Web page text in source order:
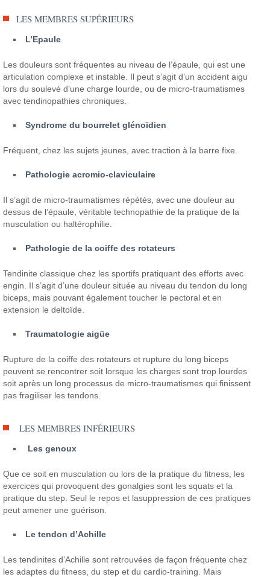
LES MEMBRES SUPÉRIEURS
L’Epaule
Les douleurs sont fréquentes au niveau de l’épaule, qui est une
articulation complexe et instable. Il peut s’agit d’un accident aigu
lors du soulevé d’une charge lourde, ou de micro-traumatismes
avec tendinopathies chroniques.
Syndrome du bourrelet glénoïdien
Fréquent, chez les sujets jeunes, avec traction à la barre fixe.
Pathologie acromio-claviculaire
Il s’agit de micro-traumatismes répétés, avec une douleur au
dessus de l’épaule, véritable technopathie de la pratique de la
musculation ou haltérophilie.
Pathologie de la coiffe des rotateurs
Tendinite classique chez les sportifs pratiquant des efforts avec
engin. Il s’agit d’une douleur située au niveau du tendon du long
biceps, mais pouvant également toucher le pectoral et en
extension le deltoïde.
Traumatologie aigüe
Rupture de la coiffe des rotateurs et rupture du long biceps
peuvent se rencontrer soit lorsque les charges sont trop lourdes
soit après un long processus de micro-traumatismes qui finissent
pas fragiliser les tendons.
LES MEMBRES INFÉRIEURS
Les genoux
Que ce soit en musculation ou lors de la pratique du fitness, les
exercices qui provoquent des gonalgies sont les squats et la
pratique du step. Seul le repos et lasuppression de ces pratiques
peut amener une guérison.
Le tendon d’Achille
Les tendinites d’Achille sont retrouvées de façon fréquente chez
les adaptes du fitness, du step et du cardio-training. Mais